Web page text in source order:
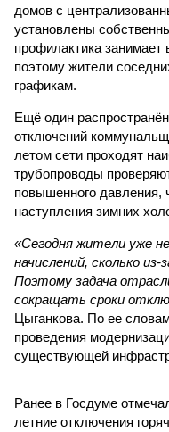
домов с
установлены
профилактика занимает
поэтому жители
графикам.
Ещё один
отключений
летом сети проходят
трубопроводы
повышенного
наступления зимних
«Сегодня жители уже
начислений, сколько
Поэтому задача
сокращать сроки
Цыганкова. По ее
проведения
существующей
Ранее в Госдуме
летние отключения